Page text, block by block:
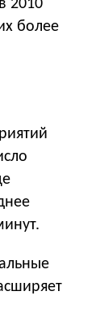
2010
более